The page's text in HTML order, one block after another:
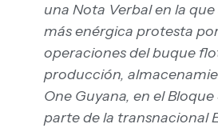
una Nota Verbal en la que
más enérgica protesta
operaciones del buque
producción,
One Guyana, en el
parte de la transnacional